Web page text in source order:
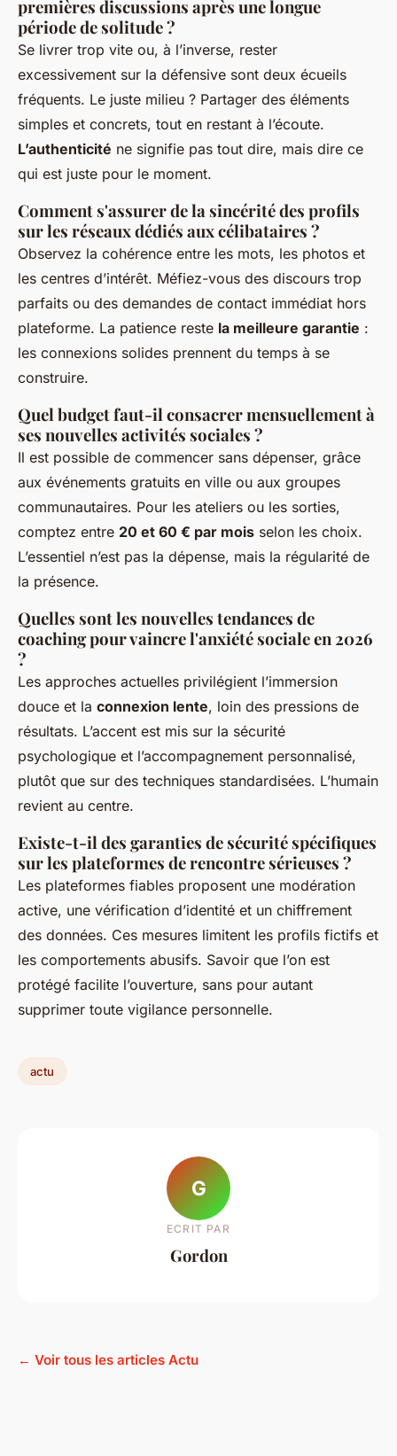
premières discussions après une longue
période de solitude ?
Se livrer trop vite ou, à l’inverse, rester
excessivement sur la défensive sont deux écueils
fréquents. Le juste milieu ? Partager des éléments
simples et concrets, tout en restant à l’écoute.
L’authenticité ne signifie pas tout dire, mais dire ce
qui est juste pour le moment.
Comment s'assurer de la sincérité des profils
sur les réseaux dédiés aux célibataires ?
Observez la cohérence entre les mots, les photos et
les centres d’intérêt. Méfiez-vous des discours trop
parfaits ou des demandes de contact immédiat hors
plateforme. La patience reste la meilleure garantie :
les connexions solides prennent du temps à se
construire.
Quel budget faut-il consacrer mensuellement à
ses nouvelles activités sociales ?
Il est possible de commencer sans dépenser, grâce
aux événements gratuits en ville ou aux groupes
communautaires. Pour les ateliers ou les sorties,
comptez entre 20 et 60 € par mois selon les choix.
L’essentiel n’est pas la dépense, mais la régularité de
la présence.
Quelles sont les nouvelles tendances de
coaching pour vaincre l'anxiété sociale en 2026
?
Les approches actuelles privilégient l’immersion
douce et la connexion lente, loin des pressions de
résultats. L’accent est mis sur la sécurité
psychologique et l’accompagnement personnalisé,
plutôt que sur des techniques standardisées. L’humain
revient au centre.
Existe-t-il des garanties de sécurité spécifiques
sur les plateformes de rencontre sérieuses ?
Les plateformes fiables proposent une modération
active, une vérification d’identité et un chiffrement
des données. Ces mesures limitent les profils fictifs et
les comportements abusifs. Savoir que l’on est
protégé facilite l’ouverture, sans pour autant
supprimer toute vigilance personnelle.
actu
G
ECRIT PAR
Gordon
← Voir tous les articles Actu